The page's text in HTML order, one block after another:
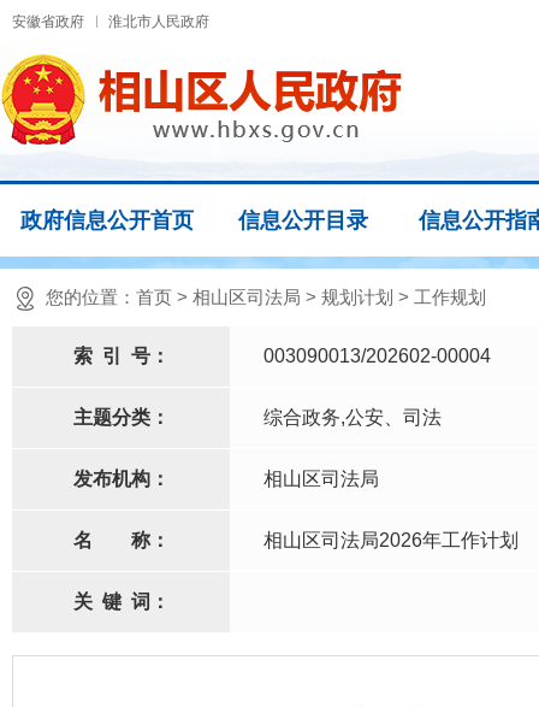
安徽省政府 淮北市人民政府
政府信息公开首页 信息公开目录 信息公开指
您的位置： 首页 > 相山区司法局 > 规划计划 > 工作规划
索 引 号： 003090013/202602-00004
主题分类： 综合政务,公安、司法
发布机构： 相山区司法局
名 称： 相山区司法局2026年工作计划
关 键 词：